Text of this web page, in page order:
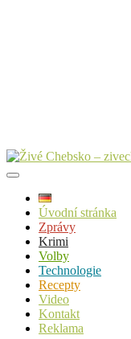
Úvodní stránka
Zprávy
Krimi
Volby
Technologie
Recepty
Video
Kontakt
Reklama